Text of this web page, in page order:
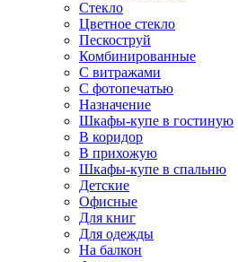
Стекло
Цветное стекло
Пескоструй
Комбинированные
С витражами
С фотопечатью
Назначение
Шкафы-купе в гостиную
В коридор
В прихожую
Шкафы-купе в спальню
Детские
Офисные
Для книг
Для одежды
На балкон